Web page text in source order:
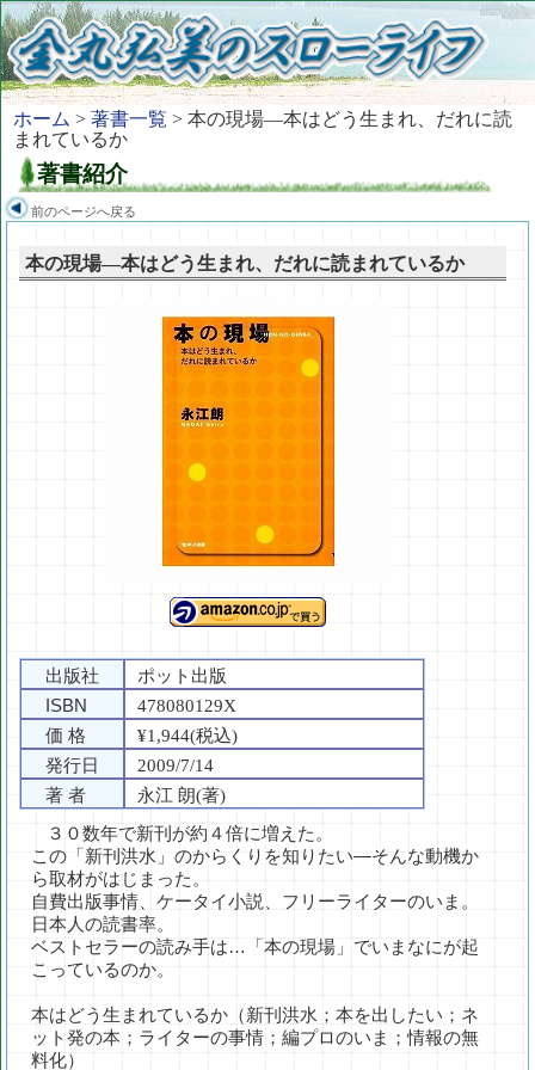
ホーム > 著書一覧 > 本の現場―本はどう生まれ、だれに読
まれているか
著書紹介
前のページへ戻る
本の現場―本はどう生まれ、だれに読まれているか
出版社
ポット出版
ISBN
478080129X
価 格
¥1,944(税込)
発行日
2009/7/14
著 者
永江 朗(著)
３０数年で新刊が約４倍に増えた。
この「新刊洪水」のからくりを知りたい―そんな動機か
ら取材がはじまった。
自費出版事情、ケータイ小説、フリーライターのいま。
日本人の読書率。
ベストセラーの読み手は…「本の現場」でいまなにが起
こっているのか。
本はどう生まれているか（新刊洪水；本を出したい；ネ
ット発の本；ライターの事情；編プロのいま；情報の無
料化）